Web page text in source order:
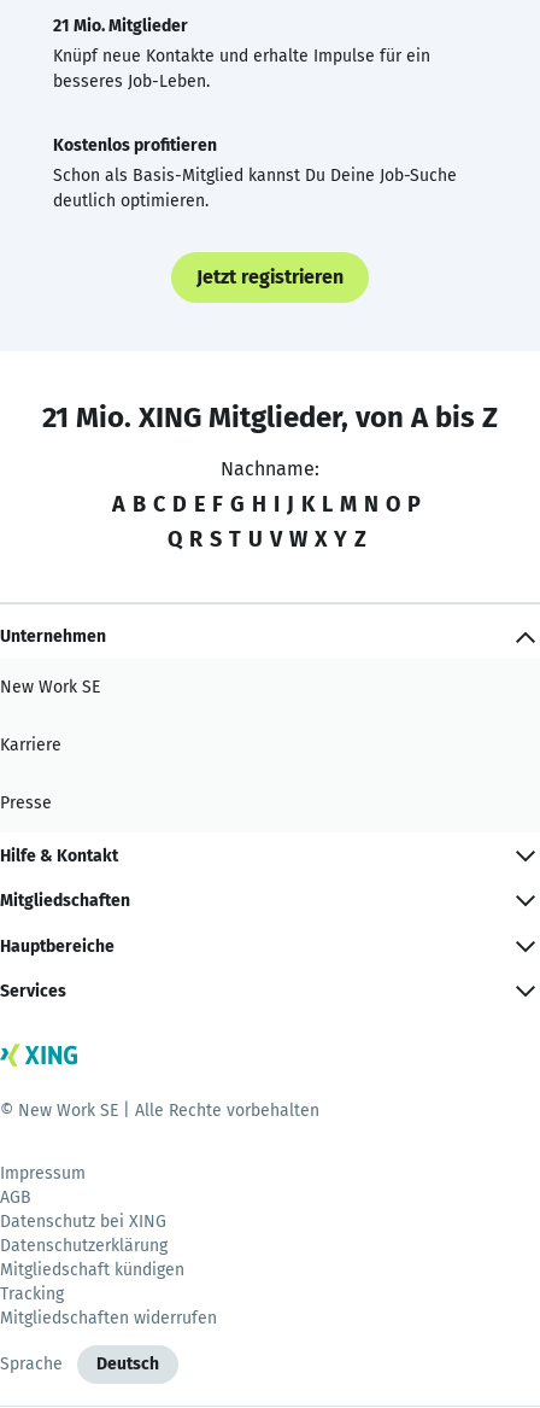
21 Mio. Mitglieder
Knüpf neue Kontakte und erhalte Impulse für ein
besseres Job-Leben.
Kostenlos profitieren
Schon als Basis-Mitglied kannst Du Deine Job-Suche
deutlich optimieren.
Jetzt registrieren
21 Mio. XING Mitglieder, von A bis Z
Nachname:
A B C D E F G H I J K L M N O P
Q R S T U V W X Y Z
Unternehmen
New Work SE
Karriere
Presse
Hilfe & Kontakt
Mitgliedschaften
Hauptbereiche
Services
© New Work SE | Alle Rechte vorbehalten
Impressum
AGB
Datenschutz bei XING
Datenschutzerklärung
Mitgliedschaft kündigen
Tracking
Mitgliedschaften widerrufen
Sprache Deutsch